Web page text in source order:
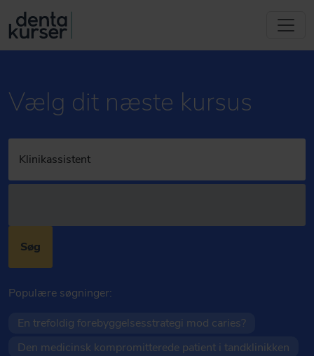
Vælg dit næste kursus
Søg
Populære søgninger:
En trefoldig forebyggelsesstrategi mod caries?
Den medicinsk kompromitterede patient i tandklinikken